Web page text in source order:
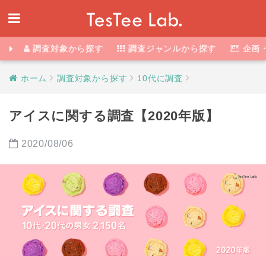
調査対象から探す 調査ジャンルから探す 企画
ホーム 調査対象から探す 10代に調査
アイスに関する調査【2020年版】
2020/08/06